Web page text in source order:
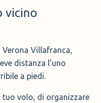
vicino
Villafranca,
distanza l’uno
a piedi.
tuo volo, di organizzare